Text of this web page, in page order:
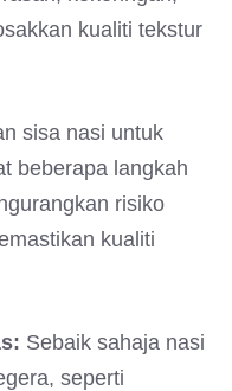
kualiti tekstur
sisa nasi untuk
beberapa langkah
risiko
kualiti
Sebaik sahaja nasi
seperti